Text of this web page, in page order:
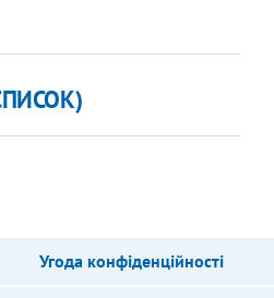
Угода конфіденційності